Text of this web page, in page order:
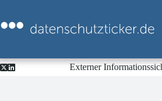
springen
Externer